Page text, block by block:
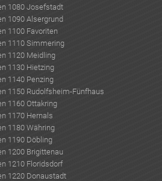
1080 Josefstadt
1090 Alsergrund
1100 Favoriten
1110 Simmering
1120 Meidling
1130 Hietzing
1140 Penzing
1150 Rudolfsheim-Fünfhaus
1160 Ottakring
1170 Hernals
1180 Währing
1190 Döbling
1200 Brigittenau
1210 Floridsdorf
1220 Donaustadt